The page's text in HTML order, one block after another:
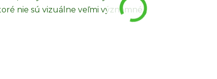
nie sú vizuálne veľmi významné.